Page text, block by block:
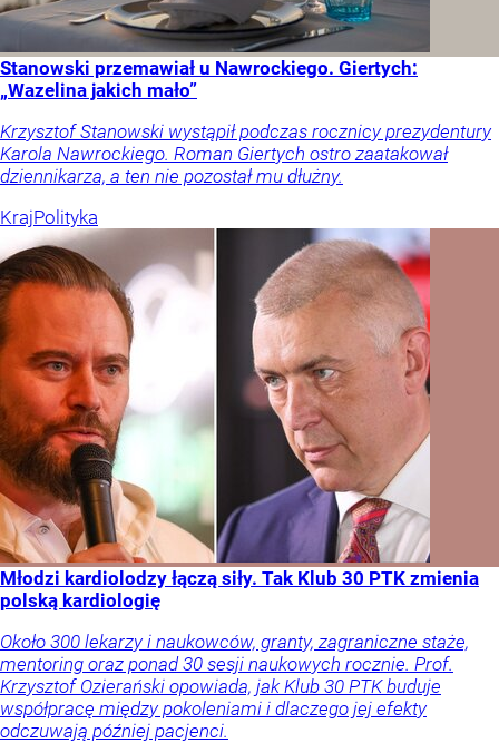
Stanowski przemawiał u Nawrockiego. Giertych:
„Wazelina jakich mało”
Krzysztof Stanowski wystąpił podczas rocznicy prezydentury
Karola Nawrockiego. Roman Giertych ostro zaatakował
dziennikarza, a ten nie pozostał mu dłużny.
KrajPolityka
Młodzi kardiolodzy łączą siły. Tak Klub 30 PTK zmienia
polską kardiologię
Około 300 lekarzy i naukowców, granty, zagraniczne staże,
mentoring oraz ponad 30 sesji naukowych rocznie. Prof.
Krzysztof Ozierański opowiada, jak Klub 30 PTK buduje
współpracę między pokoleniami i dlaczego jej efekty
odczuwają później pacjenci.